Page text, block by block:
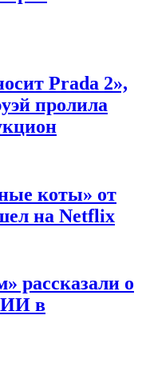
Prada 2»,
пролила
коты» от
на Netflix
рассказали о
ИИ в